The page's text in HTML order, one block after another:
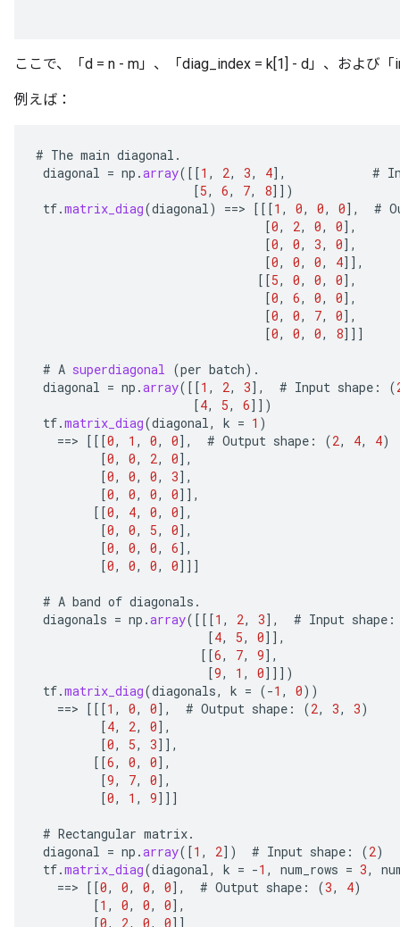
ここで、「d = n - m」、「diag_index = k[1] - d」、および
例えば：
# The main diagonal .
diagonal = np .array( [[1 , 2, 3, 4] , #
[5, 6, 7, 8]] )
tf.matrix_diag(diagonal) ==> [[[1 , 0, 0, 0] , #
[0, 2, 0, 0] ,
[0, 0, 3, 0] ,
[0, 0, 0, 4]] ,
[[5, 0, 0, 0] ,
[0, 6, 0, 0] ,
[0, 0, 7, 0] ,
[0, 0, 0, 8]]]
# A superdiagonal (per batch).
diagonal = np .array( [[1 , 2, 3] , # Input shape : (
[4, 5, 6]] )
tf.matrix_diag(diagonal, k = 1 )
==> [[[0, 1 , 0, 0] , # Output shape : (2, 4, 4)
[0, 0, 2, 0] ,
[0, 0, 0, 3] ,
[0, 0, 0, 0]] ,
[[0, 4, 0, 0] ,
[0, 0, 5, 0] ,
[0, 0, 0, 6] ,
[0, 0, 0, 0]]]
# A band of diagonals .
diagonals = np .array( [[[1 , 2, 3] , # Input shape :
[4, 5, 0]] ,
[[6, 7, 9] ,
[9, 1 , 0]]] )
tf.matrix_diag(diagonals, k = (-1 , 0))
==> [[[1 , 0, 0] , # Output shape : (2, 3, 3)
[4, 2, 0] ,
[0, 5, 3]] ,
[[6, 0, 0] ,
[9, 7, 0] ,
[0, 1 , 9]]]
# Rectangular matrix.
diagonal = np .array( [1 , 2] ) # Input shape : (2)
tf.matrix_diag(diagonal, k = -1 , num_rows = 3,
==> [[0, 0, 0, 0] , # Output shape : (3, 4)
[1 , 0, 0, 0] ,
[0, 2, 0, 0]]